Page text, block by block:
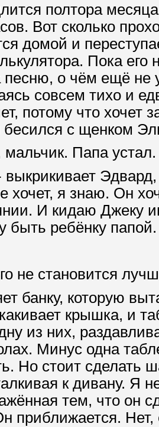
полтора
Вот сколько
домой и
Пока
песню, о чём ещё не
совсем тихо и
потому что
бесился с щенком
Папа устал.
хочет, я знаю. Он
И кидаю Джеку
быть ребёнку папой.
не становится
банку, которую
крышка, и
из них,
Минус одна
Но стоит сделать
к дивану. Я
тем, что он
приближается.